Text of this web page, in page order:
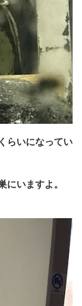
らいになってい
いますよ。